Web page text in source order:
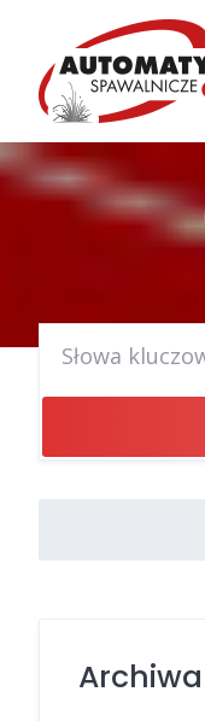
content
Archiwa